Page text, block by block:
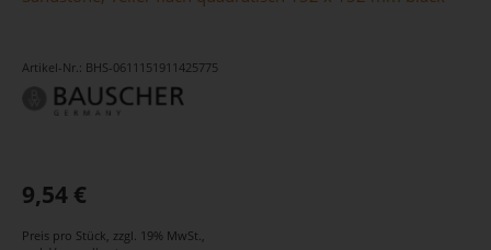
Artikel-Nr.: BHS-0611151911425775
9,54 €
Preis pro Stück, zzgl. 19% MwSt.,